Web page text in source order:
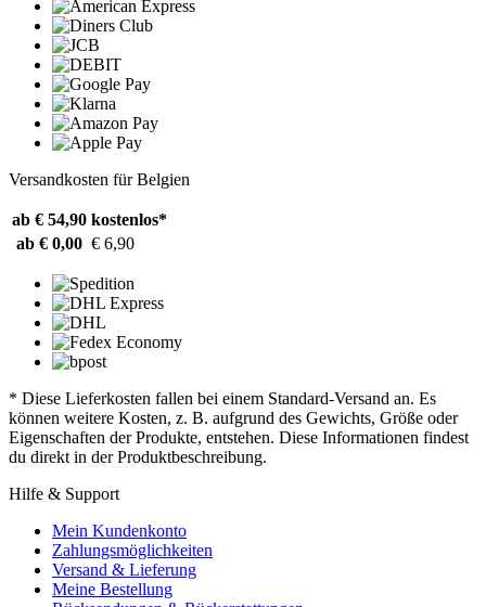
Versandkosten für Belgien
ab € 54,90 kostenlos*
ab € 0,00 € 6,90
* Diese Lieferkosten fallen bei einem Standard-Versand an. Es
können weitere Kosten, z. B. aufgrund des Gewichts, Größe oder
Eigenschaften der Produkte, entstehen. Diese Informationen findest
du direkt in der Produktbeschreibung.
Hilfe & Support
Mein Kundenkonto
Zahlungsmöglichkeiten
Versand & Lieferung
Meine Bestellung